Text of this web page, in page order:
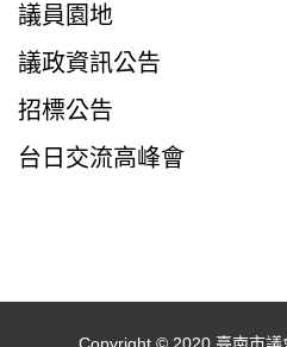
議員園地
議政資訊公告
招標公告
台日交流高峰會